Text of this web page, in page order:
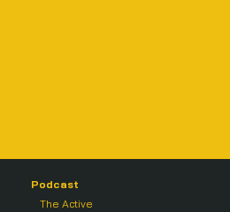
Podcast
The Active